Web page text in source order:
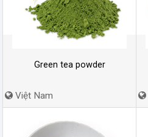
Green tea powder
Việt Nam